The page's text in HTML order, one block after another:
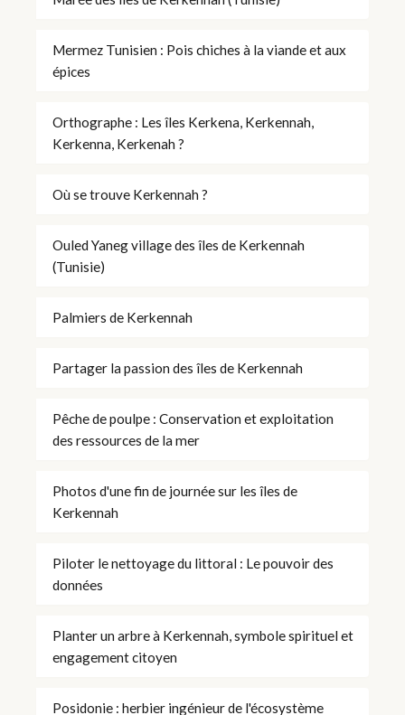
Mermez Tunisien : Pois chiches à la viande et aux
épices
Orthographe : Les îles Kerkena, Kerkennah,
Kerkenna, Kerkenah ?
Où se trouve Kerkennah ?
Ouled Yaneg village des îles de Kerkennah
(Tunisie)
Palmiers de Kerkennah
Partager la passion des îles de Kerkennah
Pêche de poulpe : Conservation et exploitation
des ressources de la mer
Photos d'une fin de journée sur les îles de
Kerkennah
Piloter le nettoyage du littoral : Le pouvoir des
données
Planter un arbre à Kerkennah, symbole spirituel et
engagement citoyen
Posidonie : herbier ingénieur de l'écosystème